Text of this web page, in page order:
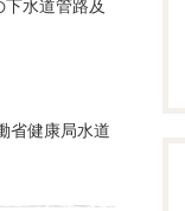
水道管路及
省健康局水道